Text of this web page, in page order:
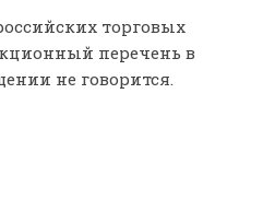
торговых
перечень в
не говорится.